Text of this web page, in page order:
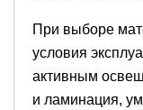
При выборе
условия
активным
и ламинация,